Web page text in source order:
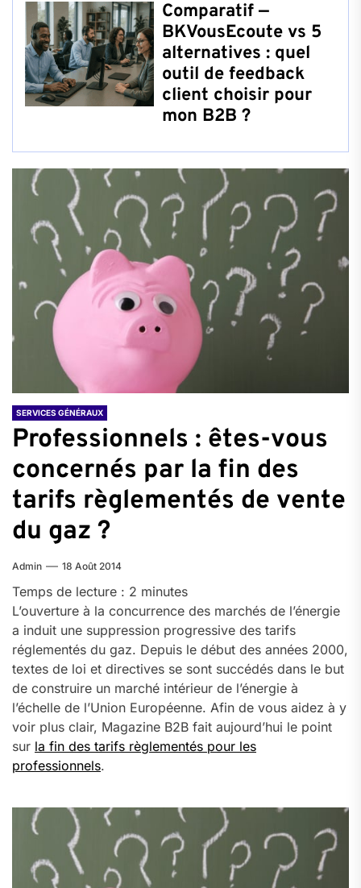
Comparatif —
BKVousEcoute vs 5
alternatives : quel
outil de feedback
client choisir pour
mon B2B ?
SERVICES GÉNÉRAUX
Professionnels : êtes-vous
concernés par la fin des
tarifs règlementés de vente
du gaz ?
Admin 18 Août 2014
Temps de lecture : 2 minutes
L’ouverture à la concurrence des marchés de l’énergie
a induit une suppression progressive des tarifs
réglementés du gaz. Depuis le début des années 2000,
textes de loi et directives se sont succédés dans le but
de construire un marché intérieur de l’énergie à
l’échelle de l’Union Européenne. Afin de vous aidez à y
voir plus clair, Magazine B2B fait aujourd’hui le point
sur la fin des tarifs règlementés pour les
professionnels.